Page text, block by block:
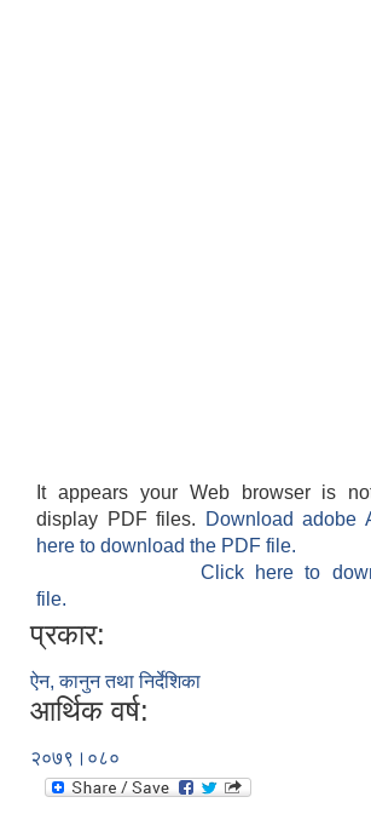
It appears your Web browser is
display PDF files.
Download adobe
here to download the PDF file.
Click here to
file.
प्रकार:
ऐन, कानुन तथा निर्देशिका
आर्थिक वर्ष:
२०७९।०८०